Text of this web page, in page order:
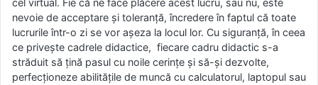
cel virtual. Fie că ne face plăcere acest lucru, sau nu, este
nevoie de acceptare și toleranță, încredere în faptul că toate
lucrurile într-o zi se vor așeza la locul lor. Cu siguranță, în ceea
ce privește cadrele didactice, fiecare cadru didactic s-a
străduit să țină pasul cu noile cerințe și să-și dezvolte,
perfecționeze abilitățile de muncă cu calculatorul, laptopul sau